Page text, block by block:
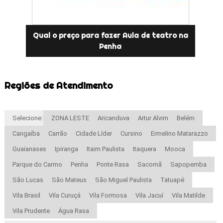
Qual o preço para fazer Aula de teatro na
Penha
Regiões de Atendimento
Selecione: ZONA LESTE Aricanduva Artur Alvim Belém
Cangaíba Carrão Cidade Líder Cursino Ermelino Matarazzo
Guaianases Ipiranga Itaim Paulista Itaquera Mooca
Parque do Carmo Penha Ponte Rasa Sacomã Sapopemba
São Lucas São Mateus São Miguel Paulista Tatuapé
Vila Brasil Vila Curuçá Vila Formosa Vila Jacuí Vila Matilde
Vila Prudente Água Rasa